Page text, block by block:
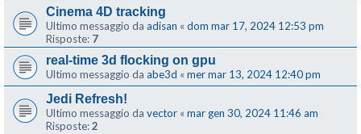
Cinema 4D tracking
Ultimo messaggio da adisan « dom mar 17, 2024 12:53 pm
Risposte: 7
real-time 3d flocking on gpu
Ultimo messaggio da abe3d « mer mar 13, 2024 12:40 pm
Jedi Refresh!
Ultimo messaggio da vector « mar gen 30, 2024 11:46 am
Risposte:2